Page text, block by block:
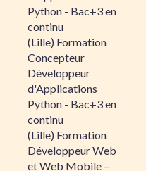
Python - Bac+3 en
continu
(Lille) Formation
Concepteur
Développeur
d'Applications
Python - Bac+3 en
continu
(Lille) Formation
Développeur Web
et Web Mobile –